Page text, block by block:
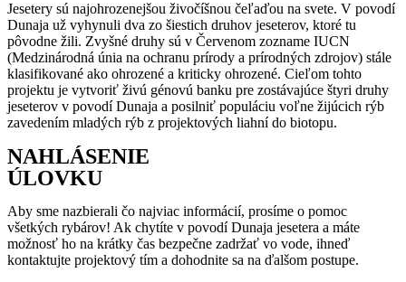
Jesetery sú najohrozenejšou živočíšnou čeľaďou na svete. V povodí
Dunaja už vyhynuli dva zo šiestich druhov jeseterov, ktoré tu
pôvodne žili. Zvyšné druhy sú v Červenom zozname IUCN
(Medzinárodná únia na ochranu prírody a prírodných zdrojov) stále
klasifikované ako ohrozené a kriticky ohrozené. Cieľom tohto
projektu je vytvoriť živú génovú banku pre zostávajúce štyri druhy
jeseterov v povodí Dunaja a posilniť populáciu voľne žijúcich rýb
zavedením mladých rýb z projektových liahní do biotopu.
NAHLÁSENIE
ÚLOVKU
Aby sme nazbierali čo najviac informácií, prosíme o pomoc
všetkých rybárov! Ak chytíte v povodí Dunaja jesetera a máte
možnosť ho na krátky čas bezpečne zadržať vo vode, ihneď
kontaktujte projektový tím a dohodnite sa na ďalšom postupe.